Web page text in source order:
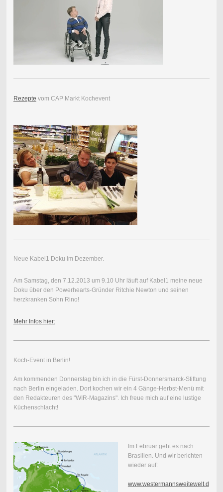
Rezepte vom CAP Markt Kochevent
Neue Kabel1 Doku im Dezember.
Am Samstag, den 7.12.2013 um 9.10 Uhr läuft auf Kabel1 meine neue
Doku über den Powerhearts-Gründer Ritchie Newton und seinen
herzkranken Sohn Rino!
Mehr Infos hier:
Koch-Event in Berlin!
Am kommenden Donnerstag bin ich in die Fürst-Donnersmarck-Stiftung
nach Berlin eingeladen. Dort kochen wir ein 4 Gänge-Herbst-Menü mit
den Redakteuren des "WIR-Magazins". Ich freue mich auf eine lustige
Küchenschlacht!
Im Februar geht es nach
Brasilien. Und wir berichten
wieder auf:
www.westermannsweitewelt.d